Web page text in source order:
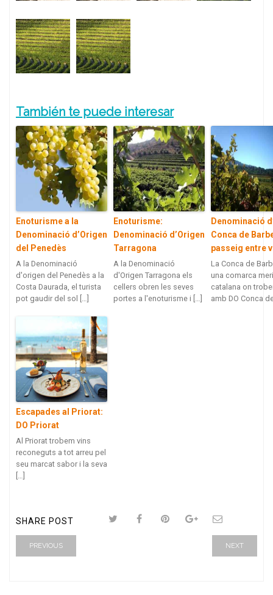
También te puede interesar
Enoturisme a la
Denominació d’Origen
del Penedès
A la Denominació
d'origen del Penedès a la
Costa Daurada, el turista
pot gaudir del sol […]
Enoturisme:
Denominació d’Origen
Tarragona
A la Denominació
d'Origen Tarragona els
cellers obren les seves
portes a l'enoturisme i […]
Denominació
Conca de
passeig entre
La Conca de
una comarca
catalana on
amb DO Conca
Escapades al Priorat:
DO Priorat
Al Priorat trobem vins
reconeguts a tot arreu pel
seu marcat sabor i la seva
[…]
SHARE POST
PREVIOUS NEXT